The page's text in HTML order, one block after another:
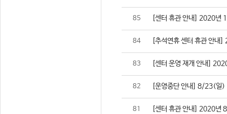
85 [센터 휴관 안내] 2020년
84 [추석연휴 센터 휴관 안
83 [센터 운영 재개 안내]
82 [운영중단 안내] 8/23(일)
81 [센터 휴관 안내] 2020년